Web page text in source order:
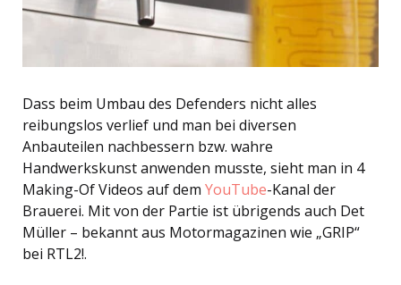
Dass beim Umbau des Defenders nicht alles
reibungslos verlief und man bei diversen
Anbauteilen nachbessern bzw. wahre
Handwerkskunst anwenden musste, sieht man in 4
Making-Of Videos auf dem YouTube-Kanal der
Brauerei. Mit von der Partie ist übrigends auch Det
Müller – bekannt aus Motormagazinen wie „GRIP“
bei RTL2!.